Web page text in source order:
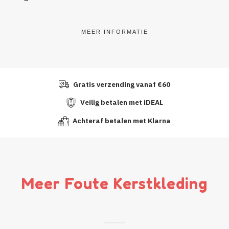
MEER INFORMATIE
Gratis verzending vanaf €60
Veilig betalen met iDEAL
Achteraf betalen met Klarna
Meer Foute Kerstkleding